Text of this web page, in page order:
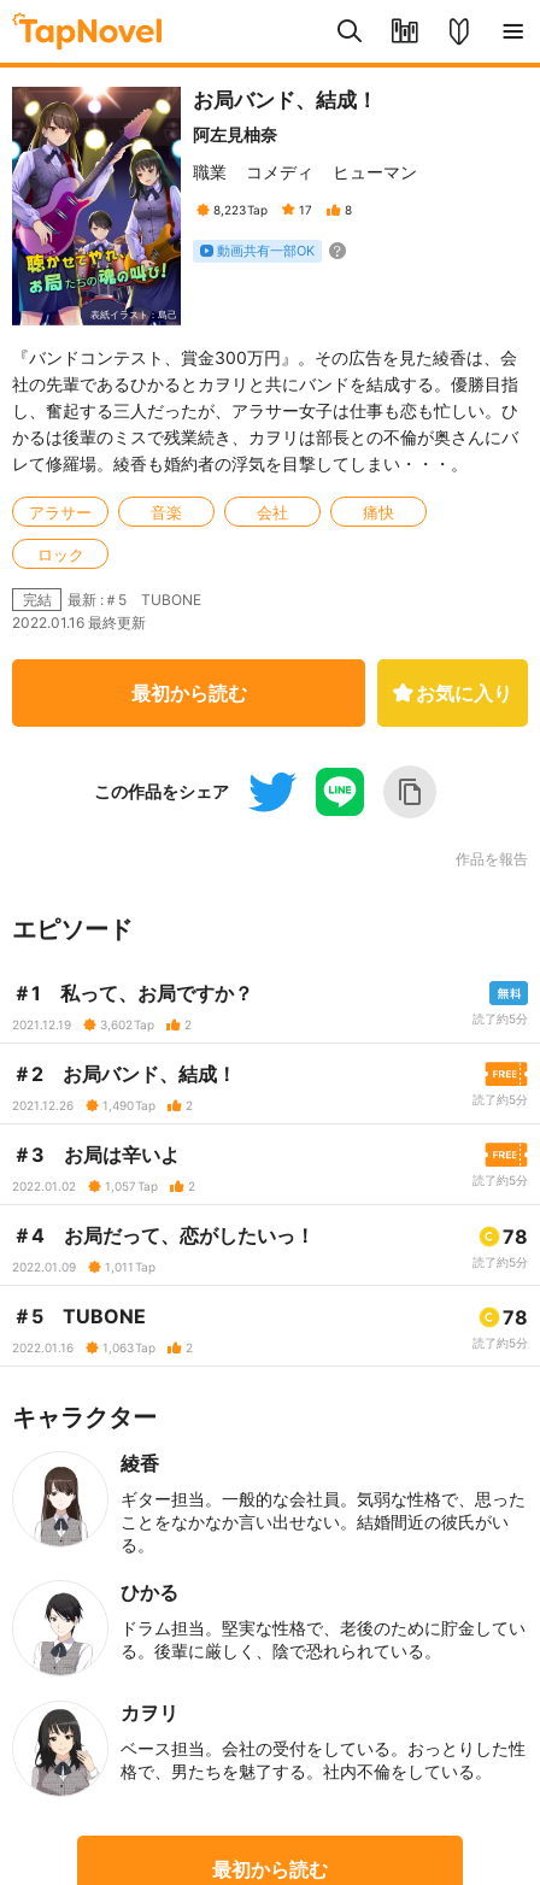
表紙イラスト：島己
お局バンド、結成！
阿左見柚奈
職業
コメディ ヒューマン
8,223Tap 17 8
動画共有一部OK
『バンドコンテスト、賞金300万円』。その広告を見た綾香は、会
社の先輩であるひかるとカヲリと共にバンドを結成する。優勝目指
し、奮起する三人だったが、アラサー女子は仕事も恋も忙しい。ひ
かるは後輩のミスで残業続き、カヲリは部長との不倫が奥さんにバ
レて修羅場。綾香も婚約者の浮気を目撃してしまい・・・。
アラサー 音楽 会社 痛快
ロック
完結
最新 :＃5 TUBONE
2022.01.16 最終更新
最初から読む お気に入り
この作品をシェア
作品を報告
エピソード
＃1 私って、お局ですか？
2021.12.19 3,602Tap 2 読了約5分
＃2 お局バンド、結成！
2021.12.26 1,490Tap 2 読了約5分
＃3 お局は辛いよ
2022.01.02 1,057Tap 2 読了約5分
＃4 お局だって、恋がしたいっ！
2022.01.09 1,011Tap
78
読了約5分
＃5 TUBONE
2022.01.16 1,063Tap 2
78
読了約5分
キャラクター
綾香
ギター担当。一般的な会社員。気弱な性格で、思った
ことをなかなか言い出せない。結婚間近の彼氏がい
る。
ひかる
ドラム担当。堅実な性格で、老後のために貯金してい
る。後輩に厳しく、陰で恐れられている。
カヲリ
ベース担当。会社の受付をしている。おっとりした性
格で、男たちを魅了する。社内不倫をしている。
最初から読む